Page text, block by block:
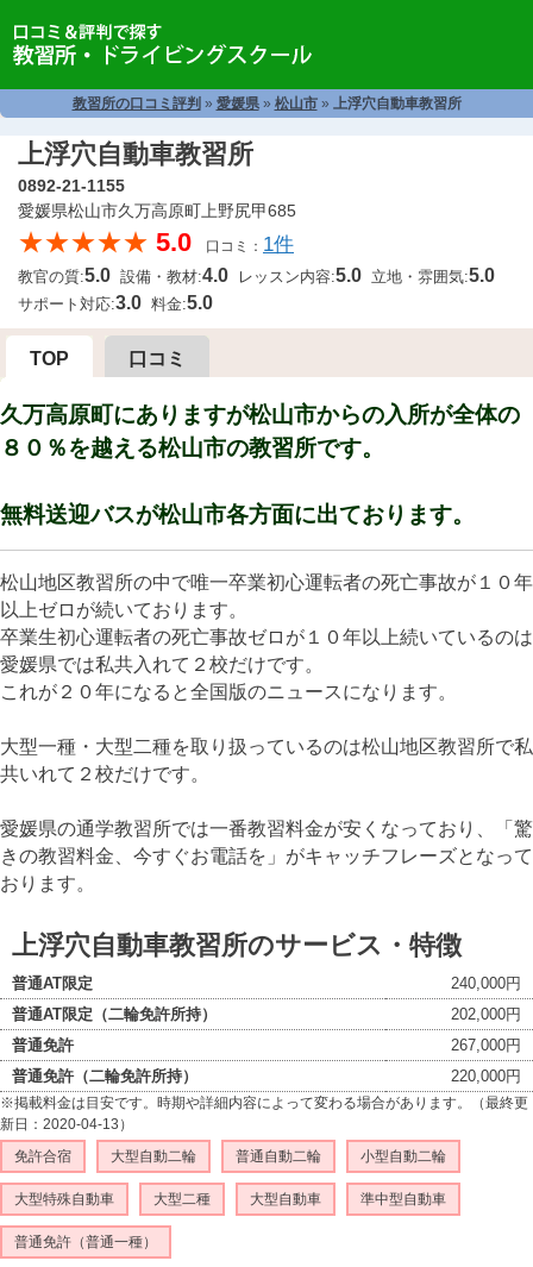
教習所の口コミ評判 » 愛媛県» 松山市» 上浮穴自動車教習所
上浮穴自動車教習所
0892-21-1155
愛媛県松山市久万高原町上野尻甲685
★★★★★ 5.0 口コミ： 1件
教官の質:5.0 設備・教材:4.0 レッスン内容:5.0 立地・雰囲気:5.0
サポート対応:3.0 料金:5.0
TOP 口コミ
久万高原町にありますが松山市からの入所が全体の
８０％を越える松山市の教習所です。
無料送迎バスが松山市各方面に出ております。
松山地区教習所の中で唯一卒業初心運転者の死亡事故が１０年
以上ゼロが続いております。
卒業生初心運転者の死亡事故ゼロが１０年以上続いているのは
愛媛県では私共入れて２校だけです。
これが２０年になると全国版のニュースになります。
大型一種・大型二種を取り扱っているのは松山地区教習所で私
共いれて２校だけです。
愛媛県の通学教習所では一番教習料金が安くなっており、「驚
きの教習料金、今すぐお電話を」がキャッチフレーズとなって
おります。
上浮穴自動車教習所のサービス・特徴
普通AT限定
240,000円
普通AT限定（二輪免許所持）
202,000円
普通免許
267,000円
普通免許（二輪免許所持）
220,000円
※掲載料金は目安です。時期や詳細内容によって変わる場合があります。（最終更
新日：2020-04-13）
免許合宿
大型自動二輪 普通自動二輪 小型自動二輪
大型特殊自動車 大型二種 大型自動車 準中型自動車
普通免許（普通一種）